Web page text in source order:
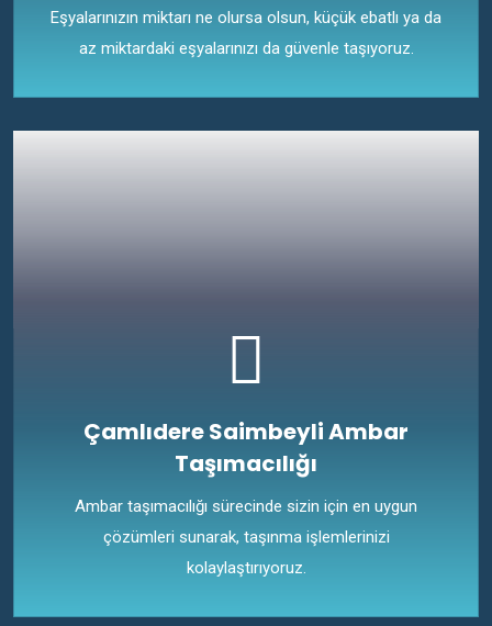
Eşyalarınızın miktarı ne olursa olsun, küçük ebatlı ya da
az miktardaki eşyalarınızı da güvenle taşıyoruz.
Çamlıdere Saimbeyli Ambar
Taşımacılığı
Ambar taşımacılığı sürecinde sizin için en uygun
çözümleri sunarak, taşınma işlemlerinizi
kolaylaştırıyoruz.